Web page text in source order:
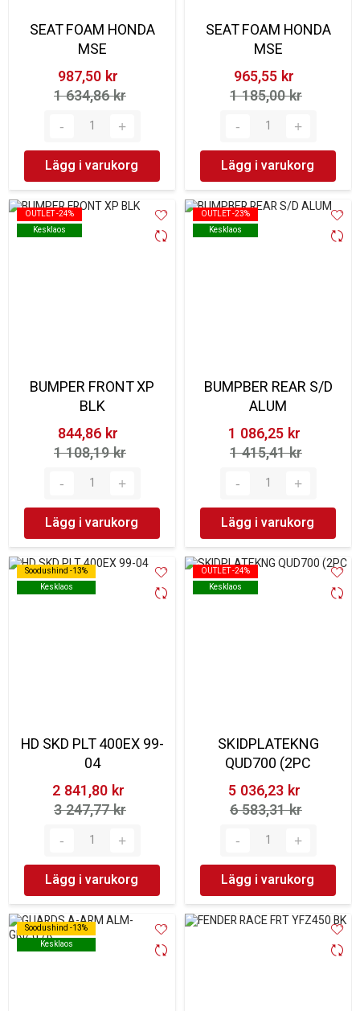
SEAT FOAM HONDA
MSE
987,50 kr‎
1 634,86 kr‎
Lägg i varukorg
SEAT FOAM HONDA
MSE
965,55 kr‎
1 185,00 kr‎
Lägg i varukorg
OUTLET -24%
Kesklaos
OUTLET -24%
Kesklaos
BUMPER FRONT XP
BLK
844,86 kr‎
1 108,19 kr‎
Lägg i varukorg
OUTLET -23%
Kesklaos
OUTLET -23%
Kesklaos
BUMPBER REAR S/D
ALUM
1 086,25 kr‎
1 415,41 kr‎
Lägg i varukorg
Soodushind -13%
Kesklaos
Soodushind -13%
Kesklaos
HD SKD PLT 400EX 99-
04
2 841,80 kr‎
3 247,77 kr‎
Lägg i varukorg
OUTLET -24%
Kesklaos
OUTLET -24%
Kesklaos
SKIDPLATEKNG
QUD700 (2PC
5 036,23 kr‎
6 583,31 kr‎
Lägg i varukorg
Soodushind -13%
Kesklaos
Soodushind -13%
Kesklaos